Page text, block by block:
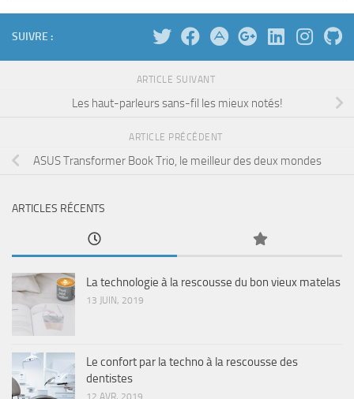
SUIVRE :
ARTICLE SUIVANT
Les haut-parleurs sans-fil les mieux notés!
ARTICLE PRÉCÉDENT
ASUS Transformer Book Trio, le meilleur des deux mondes
ARTICLES RÉCENTS
La technologie à la rescousse du bon vieux matelas
13 JUIN, 2019
Le confort par la techno à la rescousse des
dentistes